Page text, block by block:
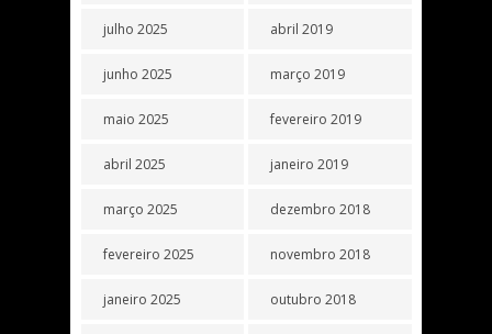
julho 2025
junho 2025
maio 2025
abril 2025
março 2025
fevereiro 2025
janeiro 2025
abril 2019
março 2019
fevereiro 2019
janeiro 2019
dezembro 2018
novembro 2018
outubro 2018